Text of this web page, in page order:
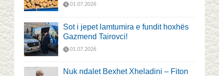
01.07.2026
Sot i jepet lamtumira e fundit hoxhës
Gazmend Tairovci!
01.07.2026
Nuk ndalet Bexhet Xheladini – Fiton